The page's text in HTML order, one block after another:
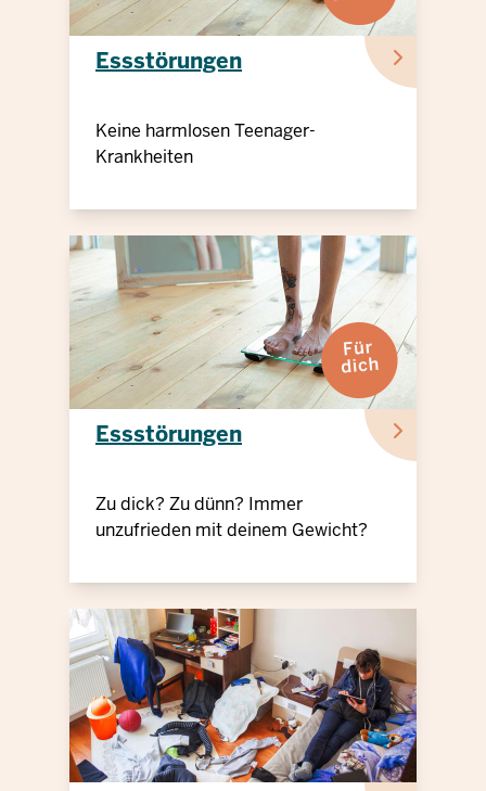
Essstörungen
Keine harmlosen Teenager-
Krankheiten
Essstörungen
Zu dick? Zu dünn? Immer
unzufrieden mit deinem Gewicht?